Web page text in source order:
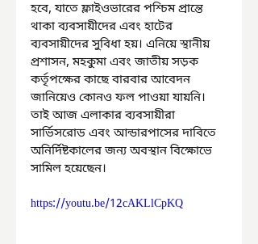
হবে, যাতে ফ্লাইওভারের পশ্চিম প্রান্তে
থাকা ব্যবসায়ীদের এবং হাটের
ব্যবসায়ীদের সুবিধা হয়। এনিয়ে স্থানীয়
প্রশাসন, মহকুমা এবং জাতীয় সড়ক
কর্তৃপক্ষের কাছে বারবার আবেদন
জানিয়েও কোনও ফল পাওয়া যায়নি।
তাই আজ এলাকার ব্যবসায়ীরা
সার্ভিসরোড এবং আন্ডারপাসের দাবিতে
অনির্দিষ্টকালের জন্য অবস্থান বিক্ষোভে
সামিল হয়েছেন।
https://youtu.be/12cAKLlCpKQ